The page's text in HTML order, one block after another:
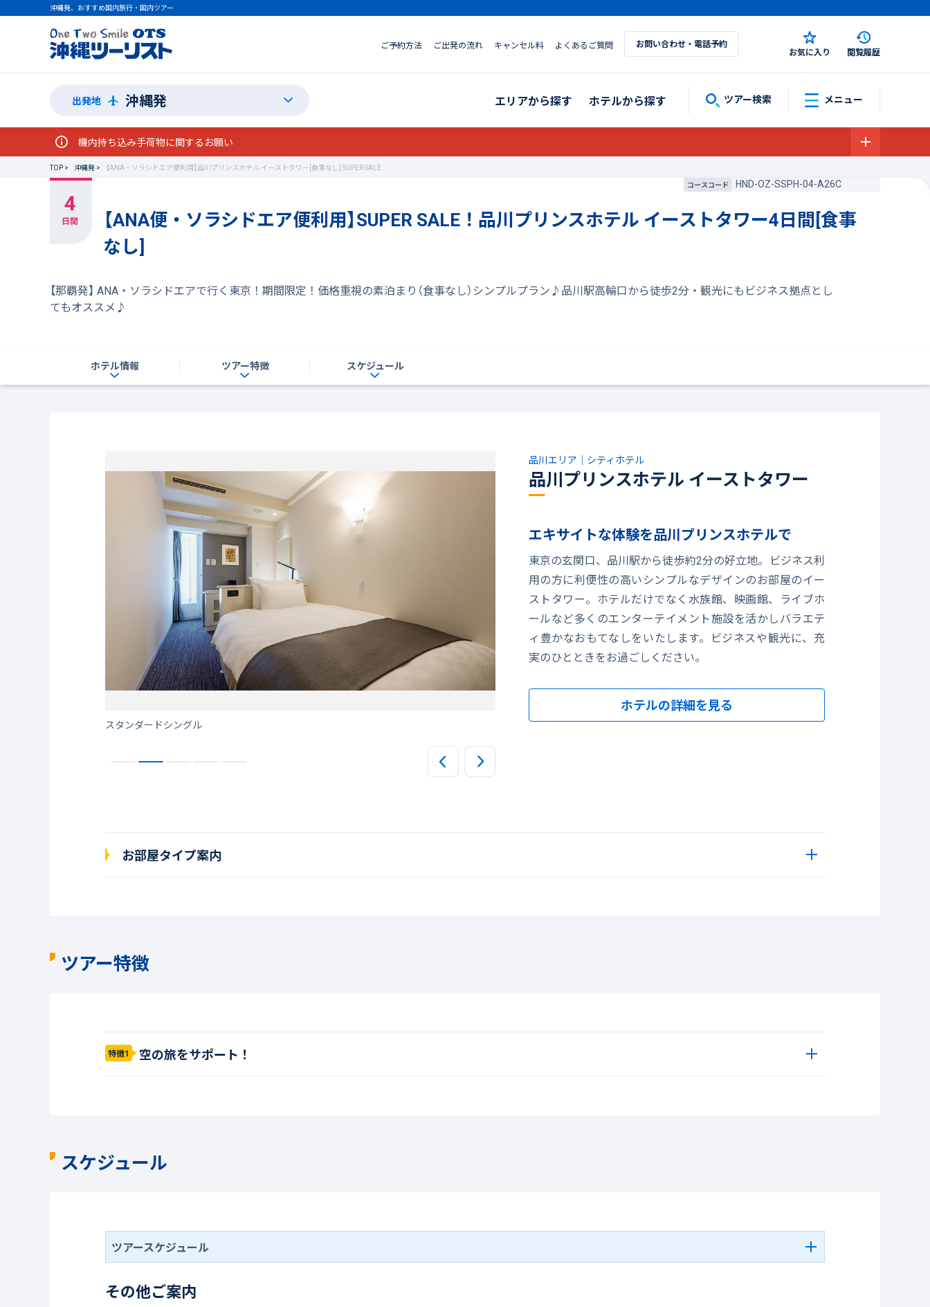
沖縄発、おすすめ国内旅行・国内ツアー
ご予約方法 ご出発の流れ キャンセル料 よくあるご質問 お問い合わせ・電話予約
お気に入り 閲覧履歴
出発地 沖縄発 エリアから探す ホテルから探す ツアー検索 メニュー
機内持ち込み手荷物に関するお願い
TOP 沖縄発
【ANA・ソラシドエア便利用】品川プリンスホテル イーストタワー[食事なし] SUPER SALE
コースコード
HND-OZ-SSPH-04-A26C
【ANA便・ソラシドエア便利用】SUPER SALE！品川プリンスホテル イーストタワー4日間[食事
なし]
【那覇発】 ANA・ソラシドエアで行く東京！期間限定！価格重視の素泊まり（食事なし）シンプルプラン♪品川駅高輪口から徒歩2分・観光にもビジネス拠点とし
てもオススメ♪
ホテル情報 ツアー特徴 スケジュール
品川エリア｜シティホテル
品川プリンスホテル イーストタワー
エキサイトな体験を品川プリンスホテルで
東京の玄関口、品川駅から徒歩約2分の好立地。ビジネス利
用の方に利便性の高いシンプルなデザインのお部屋のイー
ストタワー。ホテルだけでなく水族館、映画館、ライブホ
ールなど多くのエンターテイメント施設を活かしバラエテ
ィ豊かなおもてなしをいたします。ビジネスや観光に、充
実のひとときをお過ごしください。
ホテルの詳細を見る
スタンダードシングル SHINAGAWA PIVOTでのモーニングプレート
お部屋タイプ案内
ツアー特徴
特徴1 空の旅をサポート！
スケジュール
ツアースケジュール
その他ご案内